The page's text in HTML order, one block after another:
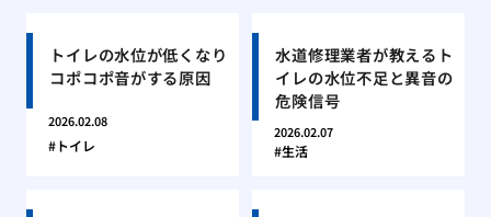
トイレの水位が低くなり
コポコポ音がする原因
2026.02.08
トイレ
水道修理業者が教えるト
イレの水位不足と異音の
危険信号
2026.02.07
生活